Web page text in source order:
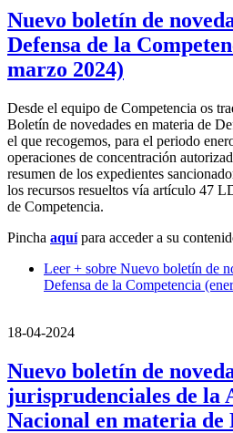
Nuevo boletín de
Defensa de la
marzo 2024)
Desde el equipo de Competencia os
Boletín de novedades en materia de
el que recogemos, para el periodo
operaciones de concentración
resumen de los expedientes
los recursos resueltos vía artículo 47
de Competencia.
Pincha aquípara acceder a su
Leer + sobre Nuevo boletín de
Defensa de la Competencia
18-04-2024
Nuevo boletín de
jurisprudenciales de la
Nacional en materia de